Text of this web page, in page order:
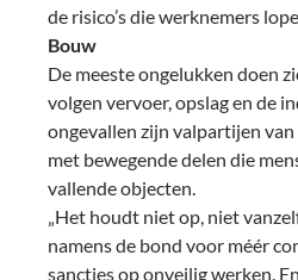
de risico’s die werknemers
Bouw
De meeste ongelukken doen
volgen vervoer, opslag en de
ongevallen zijn valpartijen
met bewegende delen die
vallende objecten.
„Het houdt niet op, niet
namens de bond voor méér
sancties op onveilig werken.